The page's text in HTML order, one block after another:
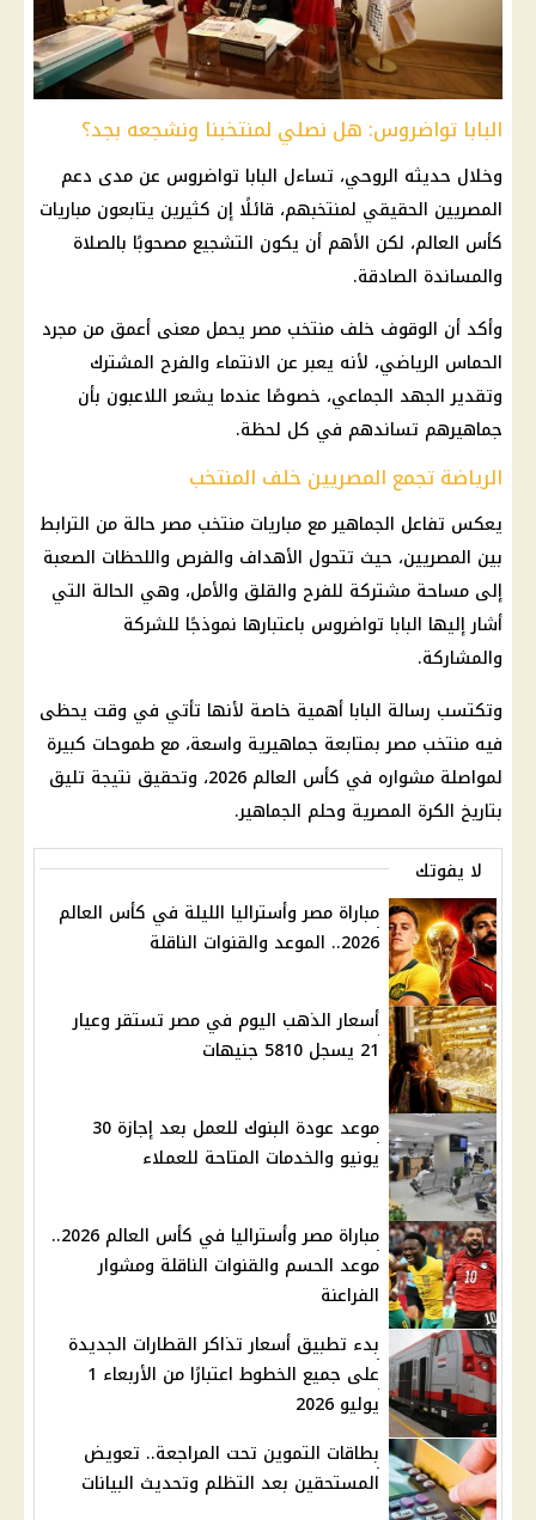
البابا تواضروس: هل نصلي لمنتخبنا ونشجعه بجد؟
وخلال حديثه الروحي، تساءل البابا تواضروس عن مدى دعم
المصريين الحقيقي لمنتخبهم، قائلًا إن كثيرين يتابعون مباريات
كأس العالم، لكن الأهم أن يكون التشجيع مصحوبًا بالصلاة
والمساندة الصادقة.
وأكد أن الوقوف خلف منتخب مصر يحمل معنى أعمق من مجرد
الحماس الرياضي، لأنه يعبر عن الانتماء والفرح المشترك
وتقدير الجهد الجماعي، خصوصًا عندما يشعر اللاعبون بأن
جماهيرهم تساندهم في كل لحظة.
الرياضة تجمع المصريين خلف المنتخب
يعكس تفاعل الجماهير مع مباريات منتخب مصر حالة من الترابط
بين المصريين، حيث تتحول الأهداف والفرص واللحظات الصعبة
إلى مساحة مشتركة للفرح والقلق والأمل، وهي الحالة التي
أشار إليها البابا تواضروس باعتبارها نموذجًا للشركة
والمشاركة.
وتكتسب رسالة البابا أهمية خاصة لأنها تأتي في وقت يحظى
فيه منتخب مصر بمتابعة جماهيرية واسعة، مع طموحات كبيرة
لمواصلة مشواره في كأس العالم 2026، وتحقيق نتيجة تليق
بتاريخ الكرة المصرية وحلم الجماهير.
لا يفوتك
مباراة مصر وأستراليا الليلة في كأس العالم
2026.. الموعد والقنوات الناقلة
أسعار الذهب اليوم في مصر تستقر وعيار
21 يسجل 5810 جنيهات
موعد عودة البنوك للعمل بعد إجازة 30
يونيو والخدمات المتاحة للعملاء
مباراة مصر وأستراليا في كأس العالم 2026..
موعد الحسم والقنوات الناقلة ومشوار
الفراعنة
بدء تطبيق أسعار تذاكر القطارات الجديدة
على جميع الخطوط اعتبارًا من الأربعاء 1
يوليو 2026
بطاقات التموين تحت المراجعة.. تعويض
المستحقين بعد التظلم وتحديث البيانات